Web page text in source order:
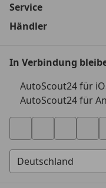
Service
Händler
In Verbindung
AutoScout24 für
AutoScout24 für